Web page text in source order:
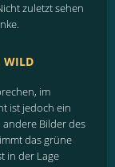
zuletzt sehen
WILD
im
ist jedoch ein
Bilder des
das grüne
in der Lage